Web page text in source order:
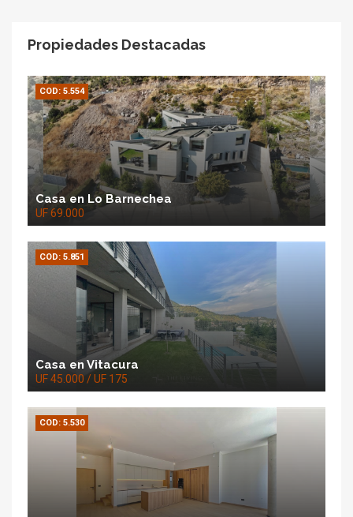
Propiedades Destacadas
COD: 5.554
Casa en Lo Barnechea
UF 69.000
COD: 5.851
Casa en Vitacura
UF 45.000 / UF 175
COD: 5.530